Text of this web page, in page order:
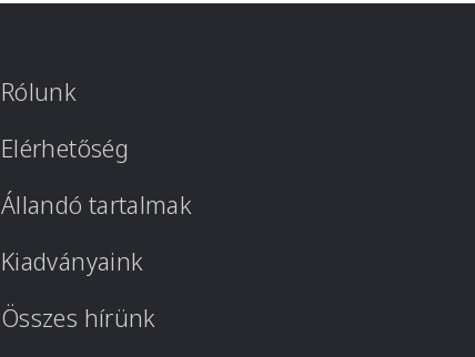
Rólunk
Elérhetőség
Állandó tartalmak
Kiadványaink
Összes hírünk